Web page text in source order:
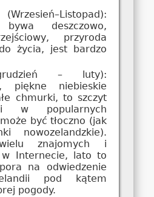
bywa deszczowo,
przyroda
życia, jest bardzo
– luty):
piękne niebieskie
chmurki, to szczyt
w popularnych
być tłoczno (jak
nowozelandzkie).
znajomych i
Internecie, lato to
na odwiedzenie
pod kątem
pogody.